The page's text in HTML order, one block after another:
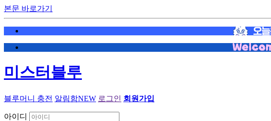
본문 바로가기
미스터블루
블루머니 충전 알림함NEW 로그인 회원가입
아이디